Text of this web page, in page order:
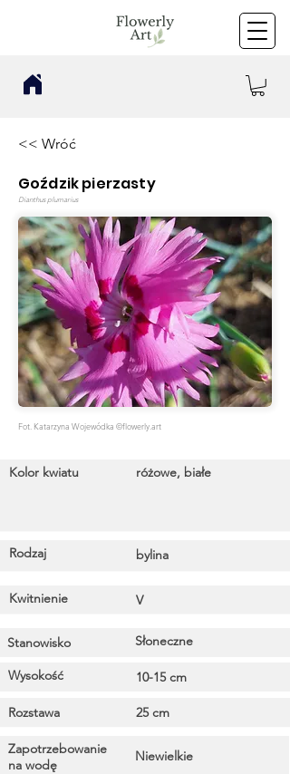
<< Wróć
Dianthus plumarius
Goździk pierzasty
Fot. Katarzyna Wojewódka ©flowerly.art
Kolor kwiatu różowe, białe
Rodzaj bylina
Kwitnienie V
Stanowisko Słoneczne
Wysokość 10-15 cm
Rozstawa 25 cm
Zapotrzebowanie
na wodę
Niewielkie